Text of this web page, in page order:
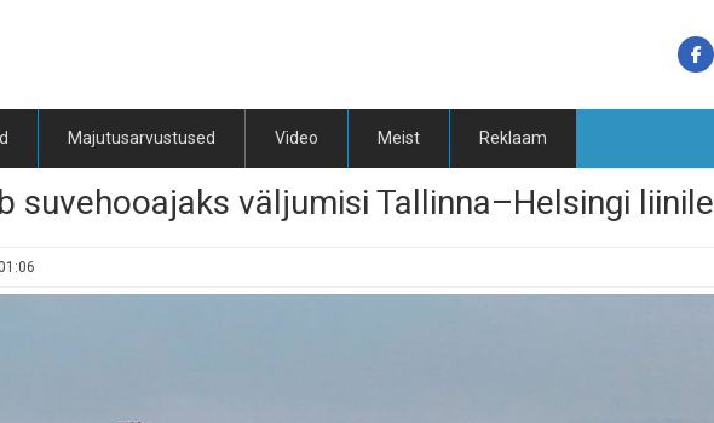
Majutusarvustused Video Meist Reklaam
suvehooajaks väljumisi Tallinna–Helsingi liinile